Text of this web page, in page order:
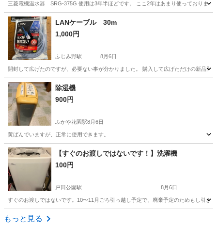
三菱電機温水器 SRG-375G 使用は3年半ほどです。 ここ2年はあまり使っておりませ
埼玉 熊谷市 上熊谷駅
LANケーブル 30m
1,000円
ふじみ野駅 8月6日
開封して広げたのですが、必要ない事が分かりました。 購入して広げただけの新品同
埼玉 ふじみ野市 ふじみ野駅
除湿機
900円
ふかや花園駅8月6日
黄ばんでいますが、正常に使用できます。
埼玉 深谷市 ふかや花園駅 季節、空調家電
【すぐのお渡しではないです！】洗濯機
100円
戸田公園駅 8月6日
すぐのお渡しではないです。10〜11月ごろ引っ越し予定で、廃棄予定のためもし引き
埼玉 戸田市
もっと見る